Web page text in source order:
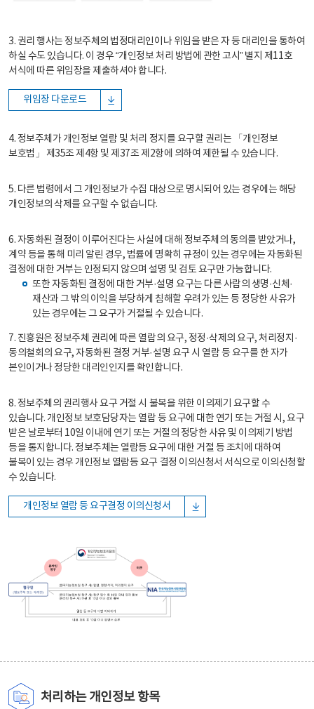
3. 권리 행사는 정보주체의 법정대리인이나 위임을 받은 자 등 대리인을 통하여
하실 수도 있습니다. 이 경우 “개인정보 처리 방법에 관한 고시” 별지 제11호
서식에 따른 위임장을 제출하셔야 합니다.
위임장 다운로드
4. 정보주체가 개인정보 열람 및 처리 정지를 요구할 권리는 「개인정보
보호법」 제35조 제4항 및 제37조 제2항에 의하여 제한될 수 있습니다.
5. 다른 법령에서 그 개인정보가 수집 대상으로 명시되어 있는 경우에는 해당
개인정보의 삭제를 요구할 수 없습니다.
6. 자동화된 결정이 이루어진다는 사실에 대해 정보주체의 동의를 받았거나,
계약 등을 통해 미리 알린 경우, 법률에 명확히 규정이 있는 경우에는 자동화된
결정에 대한 거부는 인정되지 않으며 설명 및 검토 요구만 가능합니다.
또한 자동화된 결정에 대한 거부·설명 요구는 다른 사람의 생명·신체·
재산과 그 밖의 이익을 부당하게 침해할 우려가 있는 등 정당한 사유가
있는 경우에는 그 요구가 거절될 수 있습니다.
7. 진흥원은 정보주체 권리에 따른 열람의 요구, 정정·삭제의 요구, 처리정지·
동의철회의 요구, 자동화된 결정 거부·설명 요구 시 열람 등 요구를 한 자가
본인이거나 정당한 대리인인지를 확인합니다.
8. 정보주체의 권리행사 요구 거절 시 불복을 위한 이의제기 요구할 수
있습니다. 개인정보 보호담당자는 열람 등 요구에 대한 연기 또는 거절 시, 요구
받은 날로부터 10일 이내에 연기 또는 거절의 정당한 사유 및 이의제기 방법
등을 통지합니다. 정보주체는 열람등 요구에 대한 거절 등 조치에 대하여
불복이 있는 경우 개인정보 열람등 요구 결정 이의신청서 서식으로 이의신청할
수 있습니다.
개인정보 열람 등 요구결정 이의신청서
처리하는 개인정보 항목